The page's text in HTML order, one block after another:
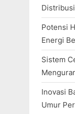
Potensi
Energi
Sistem
Inovasi
Umur